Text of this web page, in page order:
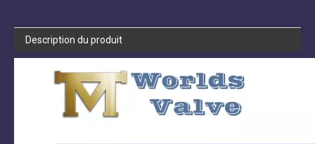
Description du produit